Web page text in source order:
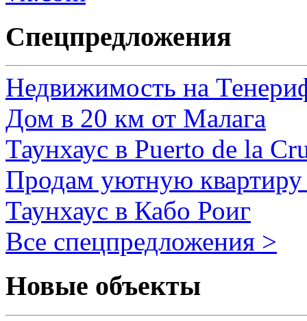
Спецпредложения
Недвижимость на
Дом в 20 км от Малага
Таунхаус в Puerto de la
Продам уютную
Таунхаус в Кабо Роиг
Все спецпредложения >
Новые объекты